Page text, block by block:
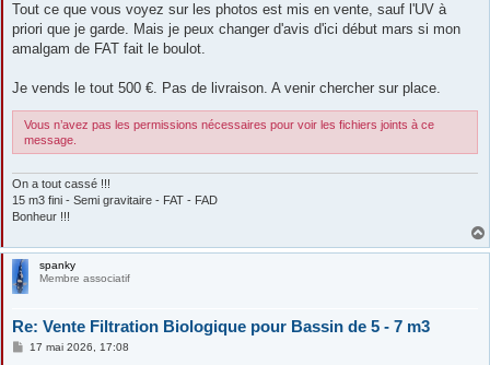
Tout ce que vous voyez sur les photos est mis en vente, sauf l'UV à
priori que je garde. Mais je peux changer d'avis d'ici début mars si mon
amalgam de FAT fait le boulot.
Je vends le tout 500 €. Pas de livraison. A venir chercher sur place.
Vous n’avez pas les permissions nécessaires pour voir les fichiers joints à ce
message.
On a tout cassé !!!
15 m3 fini - Semi gravitaire - FAT - FAD
Bonheur !!!
spanky
Membre associatif
Re: Vente Filtration Biologique pour Bassin de 5 - 7 m3
M
17 mai 2026, 17:08